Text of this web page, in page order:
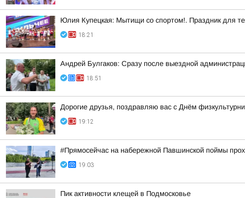
Юлия Купецкая: Мытищи со спортом!. Праздник для
18:21
Андрей Булгаков: Сразу после выездной
18:51
Дорогие друзья, поздравляю вас с Днём
19:12
#Прямосейчас на набережной Павшинской поймы
19:03
Пик активности клещей в Подмосковье